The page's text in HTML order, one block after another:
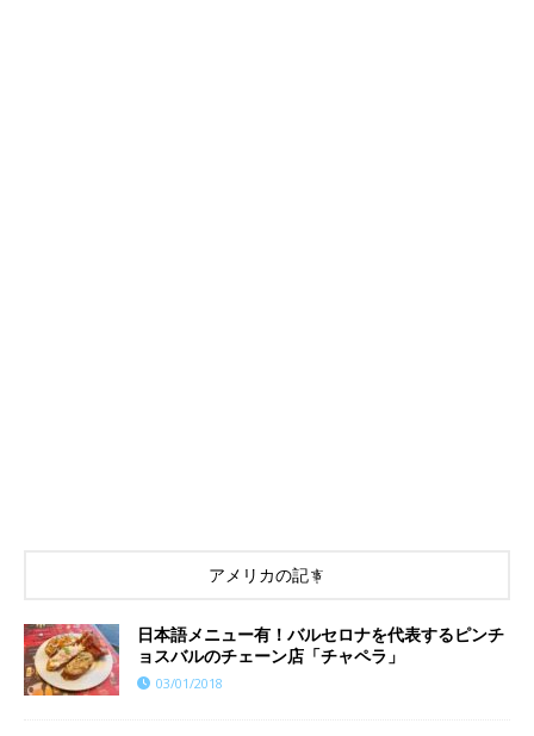
アメリカの記事
日本語メニュー有！バルセロナを代表するピンチ
ョスバルのチェーン店「チャペラ」
03/01/2018